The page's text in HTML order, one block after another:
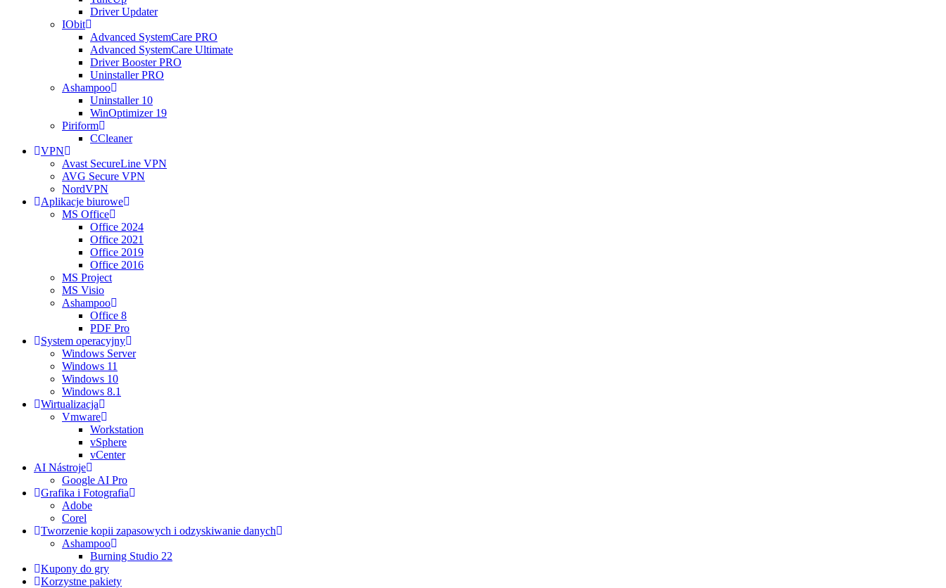
Driver Updater
IObit
Advanced SystemCare PRO
Advanced SystemCare Ultimate
Driver Booster PRO
Uninstaller PRO
Ashampoo
Uninstaller 10
WinOptimizer 19
Piriform
CCleaner
VPN
Avast SecureLine VPN
AVG Secure VPN
NordVPN
Aplikacje biurowe
MS Office
Office 2024
Office 2021
Office 2019
Office 2016
MS Project
MS Visio
Ashampoo
Office 8
PDF Pro
System operacyjny
Windows Server
Windows 11
Windows 10
Windows 8.1
Wirtualizacja
Vmware
Workstation
vSphere
vCenter
AI Nástroje
Google AI Pro
Grafika i Fotografia
Adobe
Corel
Tworzenie kopii zapasowych i odzyskiwanie danych
Ashampoo
Burning Studio 22
Kupony do gry
Korzystne pakiety